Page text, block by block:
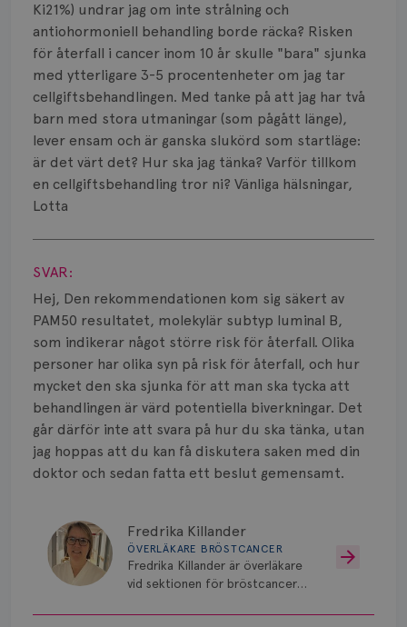
Ki21%) undrar jag om inte strålning och
antiohormoniell behandling borde räcka? Risken
för återfall i cancer inom 10 år skulle "bara" sjunka
med ytterligare 3-5 procentenheter om jag tar
cellgiftsbehandlingen. Med tanke på att jag har två
barn med stora utmaningar (som pågått länge),
lever ensam och är ganska slukörd som startläge:
är det värt det? Hur ska jag tänka? Varför tillkom
en cellgiftsbehandling tror ni? Vänliga hälsningar,
Lotta
Visa svar
SVAR:
Hej, Den rekommendationen kom sig säkert av
PAM50 resultatet, molekylär subtyp luminal B,
som indikerar något större risk för återfall. Olika
personer har olika syn på risk för återfall, och hur
mycket den ska sjunka för att man ska tycka att
behandlingen är värd potentiella biverkningar. Det
går därför inte att svara på hur du ska tänka, utan
jag hoppas att du kan få diskutera saken med din
doktor och sedan fatta ett beslut gemensamt.
Fredrika Killander
ÖVERLÄKARE BRÖSTCANCER
Fredrika Killander är överläkare
vid sektionen för bröstcancer
Malmö/Lund.